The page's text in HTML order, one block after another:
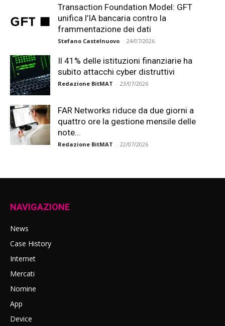
Transaction Foundation Model: GFT
unifica l’IA bancaria contro la
frammentazione dei dati
Stefano Castelnuovo - 24/07/2026
Il 41% delle istituzioni finanziarie ha
subito attacchi cyber distruttivi
Redazione BitMAT - 23/07/2026
FAR Networks riduce da due giorni a
quattro ore la gestione mensile delle
note...
Redazione BitMAT - 22/07/2026
NAVIGAZIONE
News
Case History
Internet
Mercati
Nomine
App
Device